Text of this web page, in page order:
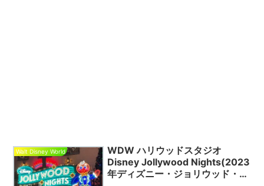
Walt Disney World
WDW ハリウッドスタジオ
Disney Jollywood Nights(2023
年ディズニー・ジョリウッド・ナ